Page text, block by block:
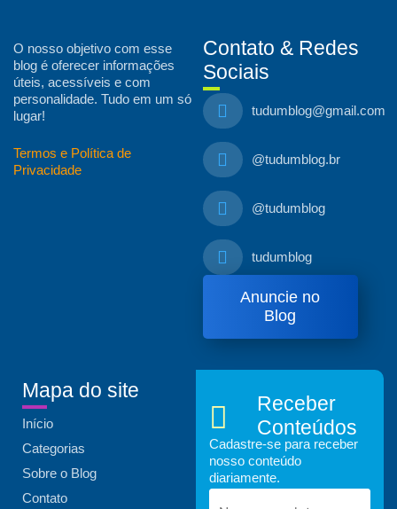
O nosso objetivo com esse
blog é oferecer informações
úteis, acessíveis e com
personalidade. Tudo em um só
lugar!
Termos e Política de
Privacidade
Contato & Redes
Sociais
tudumblog@gmail.com
@tudumblog.br
@tudumblog
tudumblog
Anuncie no
Blog
Mapa do site
Início
Categorias
Sobre o Blog
Contato
Receber
Conteúdos
Cadastre-se para receber
nosso conteúdo
diariamente.